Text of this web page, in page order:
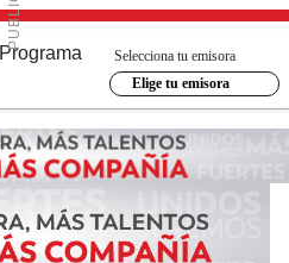
Programa
Selecciona tu emisora
Elige tu emisora